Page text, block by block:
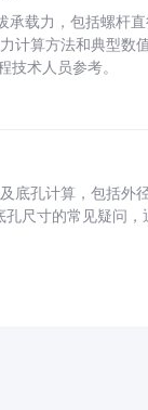
承载力，包括螺杆
计算方法和典型
技术人员参考。
底孔计算，包括
孔尺寸的常见疑问